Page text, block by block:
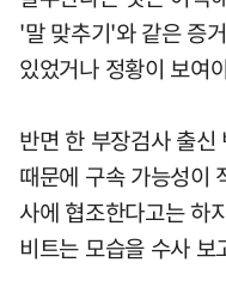
'말 맞추기'와 같은 증
있었거나 정황이 보여
반면 한 부장검사 출
때문에 구속 가능성이
사에 협조한다고는 하
비트는 모습을 수사